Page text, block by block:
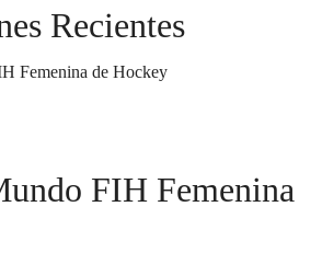
Recientes
FIH Femenina